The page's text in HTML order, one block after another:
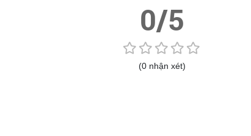
0/5
(0 nhận xét)